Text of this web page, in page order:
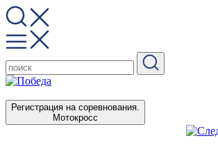
Регистрация на соревнования.
Мотокросс